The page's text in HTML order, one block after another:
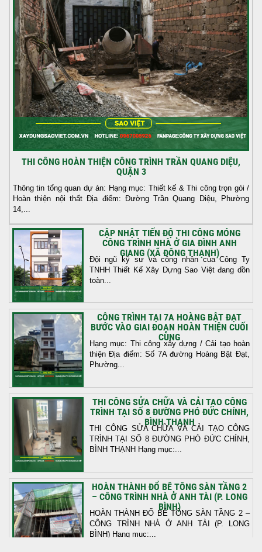
THI CÔNG HOÀN THIỆN CÔNG TRÌNH TRẦN QUANG DIỆU,
QUẬN 3
Thông tin tổng quan dự án: Hạng mục: Thiết kế & Thi công trọn gói /
Hoàn thiện nội thất Địa điểm: Đường Trần Quang Diệu, Phường
14,...
CẬP NHẬT TIẾN ĐỘ THI CÔNG MÓNG
CÔNG TRÌNH NHÀ Ở GIA ĐÌNH ANH
GIANG (XÃ ĐÔNG THẠNH)
Đội ngũ kỹ sư và công nhân của Công Ty
TNHH Thiết Kế Xây Dựng Sao Việt đang dồn
toàn...
CÔNG TRÌNH TẠI 7A HOÀNG BẬT ĐẠT
BƯỚC VÀO GIAI ĐOẠN HOÀN THIỆN CUỐI
CÙNG
Hạng mục: Thi công xây dựng / Cải tạo hoàn
thiện Địa điểm: Số 7A đường Hoàng Bật Đạt,
Phường...
THI CÔNG SỬA CHỮA VÀ CẢI TẠO CÔNG
TRÌNH TẠI SỐ 8 ĐƯỜNG PHÓ ĐỨC CHÍNH,
BÌNH THẠNH
THI CÔNG SỬA CHỮA VÀ CẢI TẠO CÔNG
TRÌNH TẠI SỐ 8 ĐƯỜNG PHÓ ĐỨC CHÍNH,
BÌNH THẠNH Hạng mục:...
HOÀN THÀNH ĐỔ BÊ TÔNG SÀN TẦNG 2
– CÔNG TRÌNH NHÀ Ở ANH TÀI (P. LONG
BÌNH)
HOÀN THÀNH ĐỔ BÊ TÔNG SÀN TẦNG 2 –
CÔNG TRÌNH NHÀ Ở ANH TÀI (P. LONG
BÌNH) Hạng mục:...